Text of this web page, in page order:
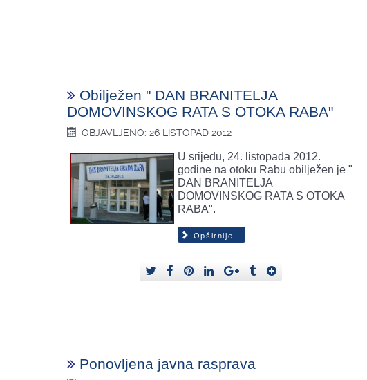
Obilježen " DAN BRANITELJA
DOMOVINSKOG RATA S OTOKA RABA"
OBJAVLJENO: 26 LISTOPAD 2012
U srijedu, 24. listopada 2012.
godine na otoku Rabu obilježen je "
DAN BRANITELJA
DOMOVINSKOG RATA S OTOKA
RABA".
Opširnije...
Ponovljena javna rasprava